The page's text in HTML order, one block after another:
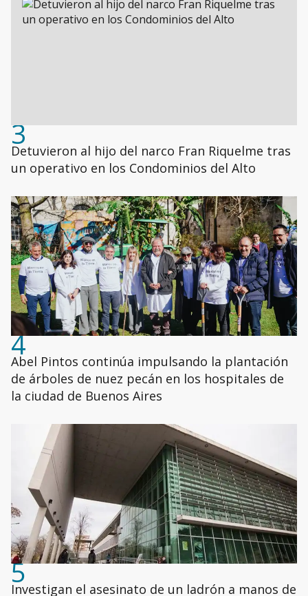
3
Detuvieron al hijo del narco Fran Riquelme tras
un operativo en los Condominios del Alto
4
Abel Pintos continúa impulsando la plantación
de árboles de nuez pecán en los hospitales de
la ciudad de Buenos Aires
5
Investigan el asesinato de un ladrón a manos de